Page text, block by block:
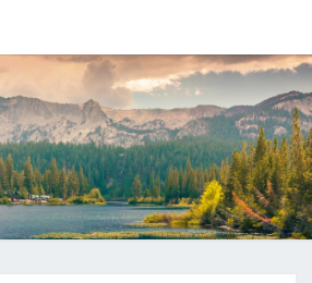
静
水
潜
记
录
一
点
生
活